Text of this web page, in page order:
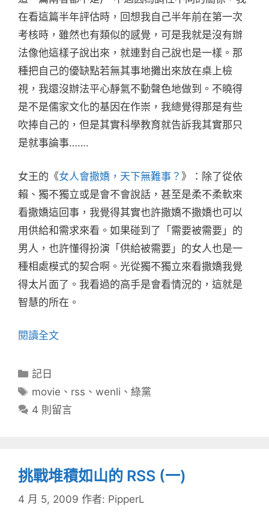
在看這篇半年評估時，回想我自己半年前在第一次
考核時，雖然也有類似的感覺，可是我就是沒有辦
法像他這樣子說出來，就連對自己說也是一樣。那
種把自己的優缺點若無其事地攤出來放在桌上檢
視，我還沒辦法平心靜氣不動聲色地做到。不曉得
是不是儒家文化的基因在作崇，我總覺得那是有些
吹捧自己的，但是其實科學教育就告訴我其實那只
是就事論事…….
女王的《女人會撒嬌，天下無難事？ 》：除了從依
賴、獨不獨立或是會不會說話，甚至是柔不柔軟來
看撒嬌這回事，我覺得其實也許撒嬌不撒嬌也可以
用供給和需求來看。如果碰到了「需要被需要」的
男人，也許懂得扮演「供給被需要」的女人也是一
種相處模式的契合啊。光從獨不獨立來看撒嬌我覺
得太片面了。我看過的高手是會看情況的，這就是
智慧的所在。
閱讀全文
分
類
記日
標
籤
movie 、 rss 、wenli 、綠黨
4 則留言
挑戰堆積如山的 RSS (一)
4 月 5, 2009 作者: PipperL